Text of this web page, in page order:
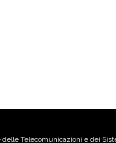
Telecomunicazioni e dei